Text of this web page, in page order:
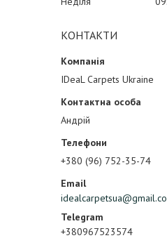
КОНТАКТИ
IDeaL Carpets Ukraine
Андрій
+380 (96) 752-35-74
+380967523574